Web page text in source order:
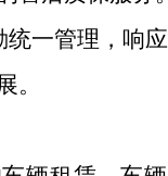
统一管理，响
。